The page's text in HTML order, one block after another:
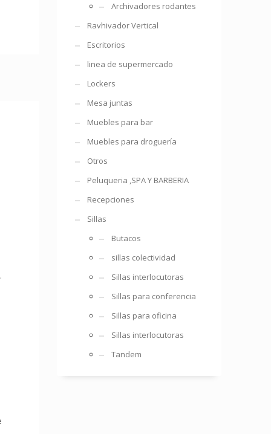
Archivadores rodantes
Ravhivador Vertical
Escritorios
linea de supermercado
Lockers
Mesa juntas
Muebles para bar
Muebles para droguería
Otros
Peluqueria ,SPA Y BARBERIA
Recepciones
Sillas
Butacos
sillas colectividad
Sillas interlocutoras
Sillas para conferencia
Sillas para oficina
Sillas interlocutoras
Tandem